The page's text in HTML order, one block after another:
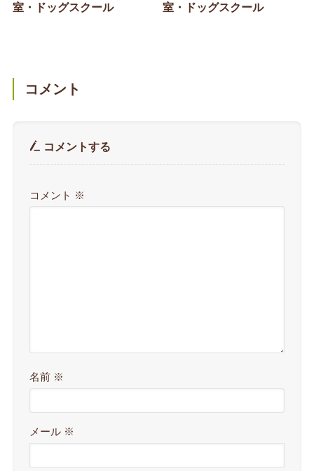
室・ドッグスクール
室・ドッグスクール
コメント
コメントする
コメント ※
名前 ※
メール ※